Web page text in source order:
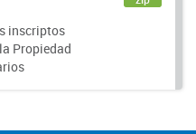
inscriptos
Propiedad